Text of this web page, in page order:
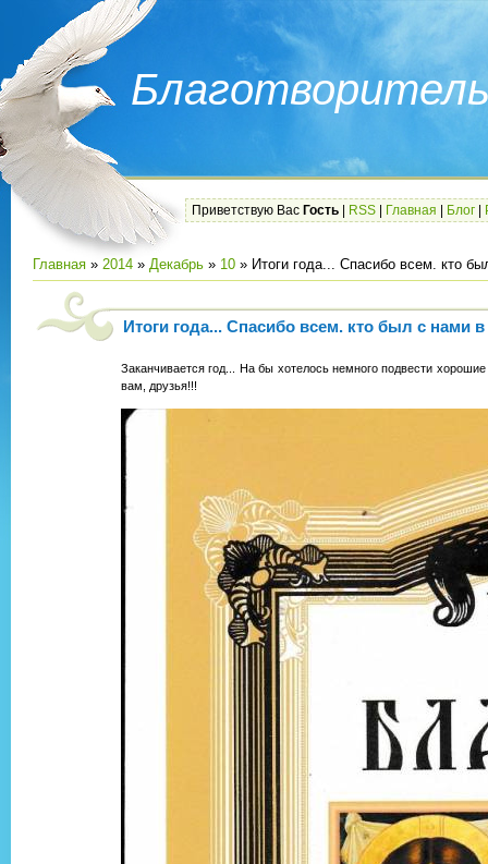
Приветствую Вас Гость RSS Главная Блог
Главная » 2014 » Декабрь » 10 » Итоги года... Спасибо всем. кто
Итоги года... Спасибо всем. кто был с нами
Заканчивается год... На бы хотелось немного подвести
вам, друзья!!!